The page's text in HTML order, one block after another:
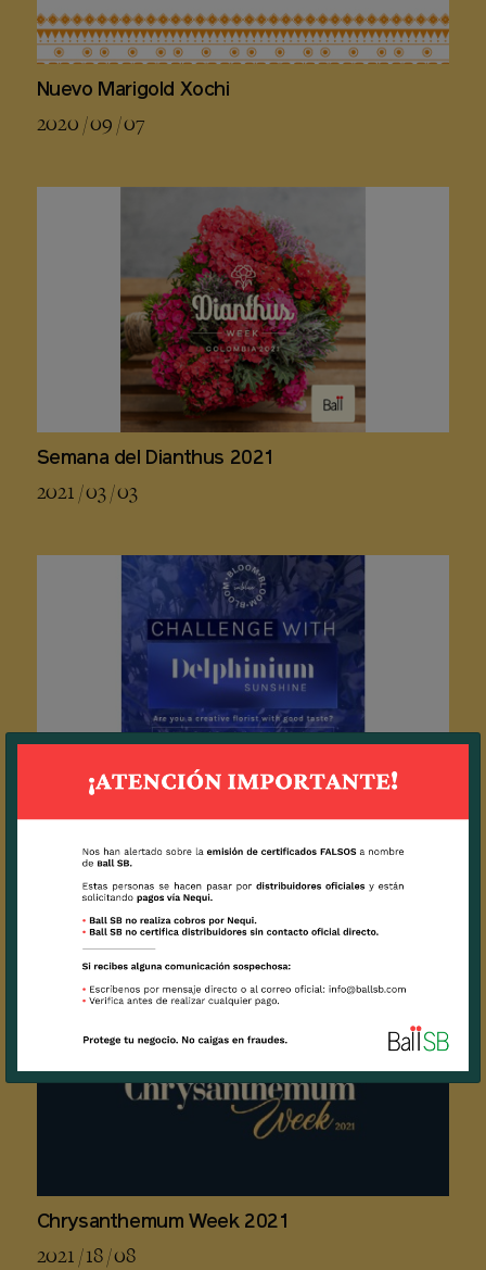
Nuevo Marigold Xochi
2020 / 09 / 07
Semana del Dianthus 2021
2021 / 03 / 03
Sunshine
2021 / 05 / 08
Chrysanthemum Week 2021
2021 / 18 / 08